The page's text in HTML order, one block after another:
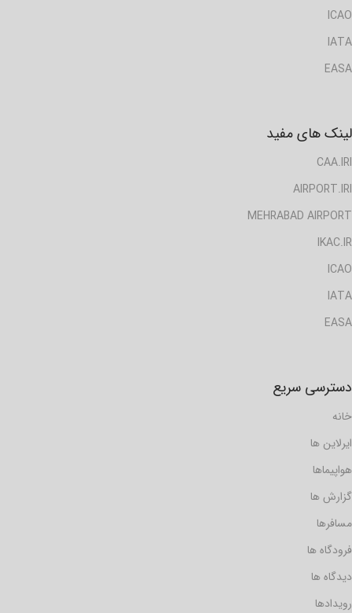
ICAO
IATA
EASA
لینک های مفید
CAA.IRI
AIRPORT.IRI
MEHRABAD AIRPORT
IKAC.IR
ICAO
IATA
EASA
دسترسی سریع
خانه
ایرلاین ها
هواپیماها
گزارش ها
مسافرها
فرودگاه ها
دیدگاه ها
رویدادها